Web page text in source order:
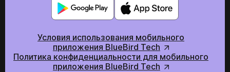
Условия использования мобильного
приложения BlueBird Tech
Политика конфиденциальности для мобильного
приложения BlueBird Tech